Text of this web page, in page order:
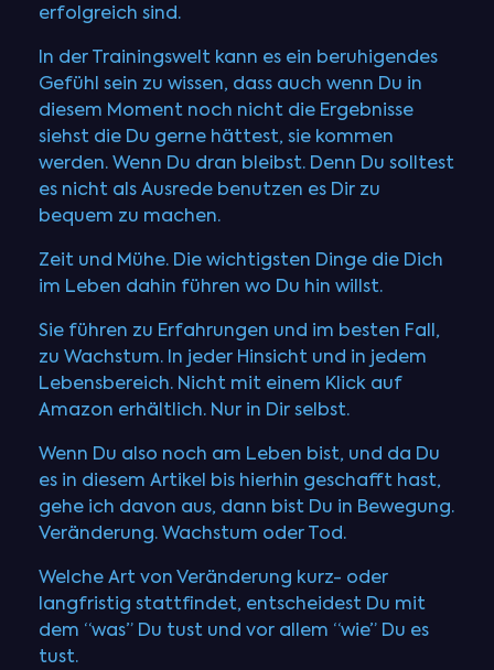
erfolgreich sind.
In der Trainingswelt kann es ein beruhigendes
Gefühl sein zu wissen, dass auch wenn Du in
diesem Moment noch nicht die Ergebnisse
siehst die Du gerne hättest, sie kommen
werden. Wenn Du dran bleibst. Denn Du solltest
es nicht als Ausrede benutzen es Dir zu
bequem zu machen.
Zeit und Mühe. Die wichtigsten Dinge die Dich
im Leben dahin führen wo Du hin willst.
Sie führen zu Erfahrungen und im besten Fall,
zu Wachstum. In jeder Hinsicht und in jedem
Lebensbereich. Nicht mit einem Klick auf
Amazon erhältlich. Nur in Dir selbst.
Wenn Du also noch am Leben bist, und da Du
es in diesem Artikel bis hierhin geschafft hast,
gehe ich davon aus, dann bist Du in Bewegung.
Veränderung. Wachstum oder Tod.
Welche Art von Veränderung kurz- oder
langfristig stattfindet, entscheidest Du mit
dem “was” Du tust und vor allem “wie” Du es
tust.